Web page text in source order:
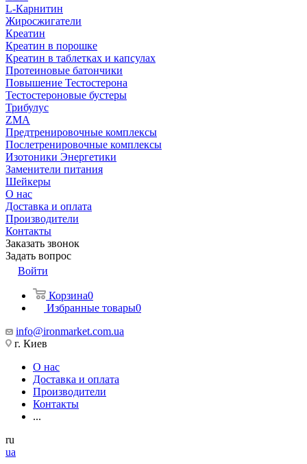
L-Карнитин
Жиросжигатели
Креатин
Креатин в порошке
Креатин в таблетках и капсулах
Протеиновые батончики
Повышение Тестостерона
Тестостероновые бустеры
Трибулус
ZMA
Предтренировочные комплексы
Послетренировочные комплексы
Изотоники Энергетики
Заменители питания
Шейкеры
О нас
Доставка и оплата
Производители
Контакты
Заказать звонок
Задать вопрос
Войти
Корзина0
Избранные товары0
info@ironmarket.com.ua
г. Киев
О нас
Доставка и оплата
Производители
Контакты
...
ru
ua